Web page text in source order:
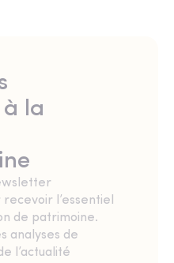
la
l’essentiel
de patrimoine.
analyses de
l’actualité